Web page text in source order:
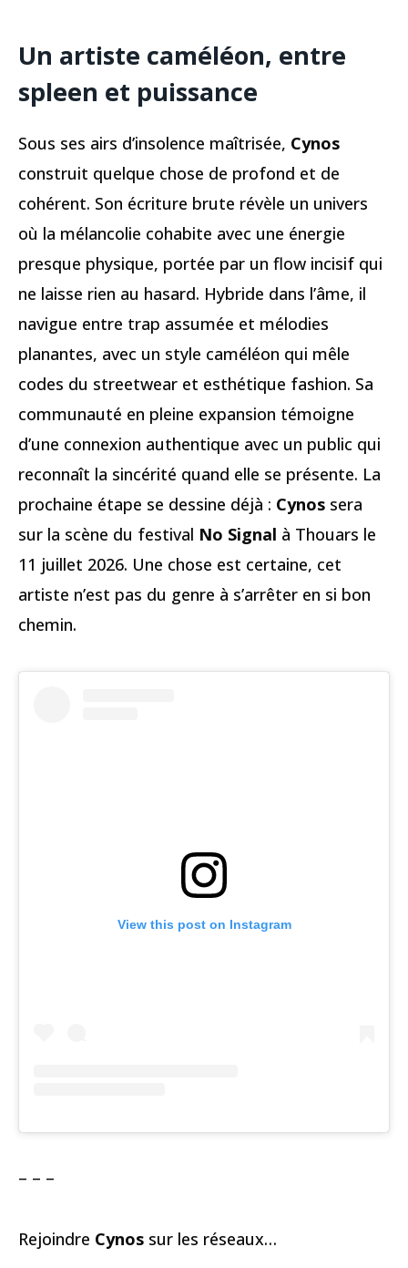
Un artiste caméléon, entre
spleen et puissance
Sous ses airs d’insolence maîtrisée, Cynos
construit quelque chose de profond et de
cohérent. Son écriture brute révèle un univers
où la mélancolie cohabite avec une énergie
presque physique, portée par un flow incisif qui
ne laisse rien au hasard. Hybride dans l’âme, il
navigue entre trap assumée et mélodies
planantes, avec un style caméléon qui mêle
codes du streetwear et esthétique fashion. Sa
communauté en pleine expansion témoigne
d’une connexion authentique avec un public qui
reconnaît la sincérité quand elle se présente. La
prochaine étape se dessine déjà : Cynos sera
sur la scène du festival No Signal à Thouars le
11 juillet 2026. Une chose est certaine, cet
artiste n’est pas du genre à s’arrêter en si bon
chemin.
View this post on Instagram
– – –
Rejoindre Cynos sur les réseaux…